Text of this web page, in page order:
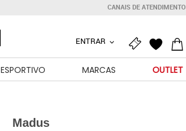
CANAIS DE ATENDIMENTO
ENTRAR
ESPORTIVO MARCAS OUTLET
Madus